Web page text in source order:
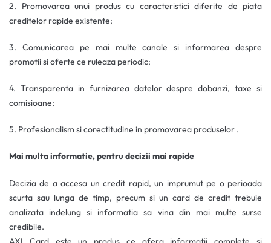
2. Promovarea unui produs cu caracteristici diferite de piata
creditelor rapide existente;
3. Comunicarea pe mai multe canale si informarea despre
promotii si oferte ce ruleaza periodic;
4. Transparenta in furnizarea datelor despre dobanzi, taxe si
comisioane;
5. Profesionalism si corectitudine in promovarea produselor .
Mai multa informatie, pentru decizii mai rapide
Decizia de a accesa un credit rapid, un imprumut pe o perioada
scurta sau lunga de timp, precum si un card de credit trebuie
analizata indelung si informatia sa vina din mai multe surse
credibile.